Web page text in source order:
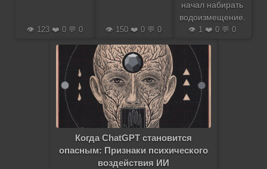
👁️ 123 ❤️ 0 💬 0 👁️ 150 ❤️ 0 💬 0
начал набирать
водоизмещение.
👁️ 1 ❤️ 0 💬 0
Когда ChatGPT становится
опасным: Признаки психического
воздействия ИИ